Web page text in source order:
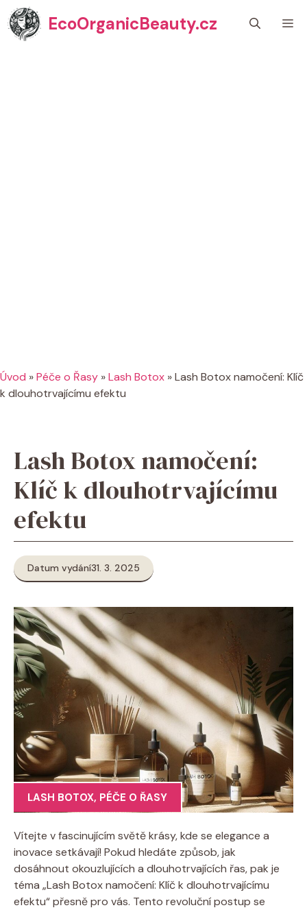
Přeskočit
na
obsah
EcoOrganicBeauty.cz
Úvod »Péče o Řasy »Lash Botox »Lash Botox namočení: Klíč
k dlouhotrvajícímu efektu
Lash Botox namočení:
Klíč k dlouhotrvajícímu
efektu
Datum vydání31. 3. 2025
LASH BOTOX, PÉČE O ŘASY
Vítejte v fascinujícím světě krásy, kde se elegance a
inovace setkávají! Pokud hledáte způsob, jak
dosáhnout okouzlujících a dlouhotrvajících řas, pak je
téma „Lash Botox namočení: Klíč k dlouhotrvajícímu
efektu“ přesně pro vás. Tento revoluční postup se